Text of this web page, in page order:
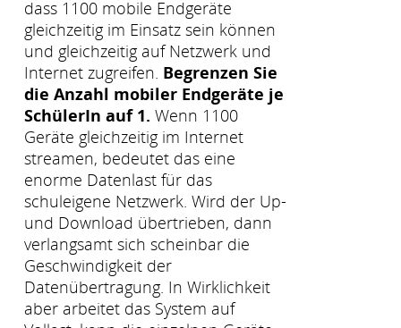
dass 1100 mobile Endgeräte
gleichzeitig im Einsatz sein können
und gleichzeitig auf Netzwerk und
Internet zugreifen. Begrenzen Sie
die Anzahl mobiler Endgeräte je
SchülerIn auf 1. Wenn 1100
Geräte gleichzeitig im Internet
streamen, bedeutet das eine
enorme Datenlast für das
schuleigene Netzwerk. Wird der Up-
und Download übertrieben, dann
verlangsamt sich scheinbar die
Geschwindigkeit der
Datenübertragung. In Wirklichkeit
aber arbeitet das System auf